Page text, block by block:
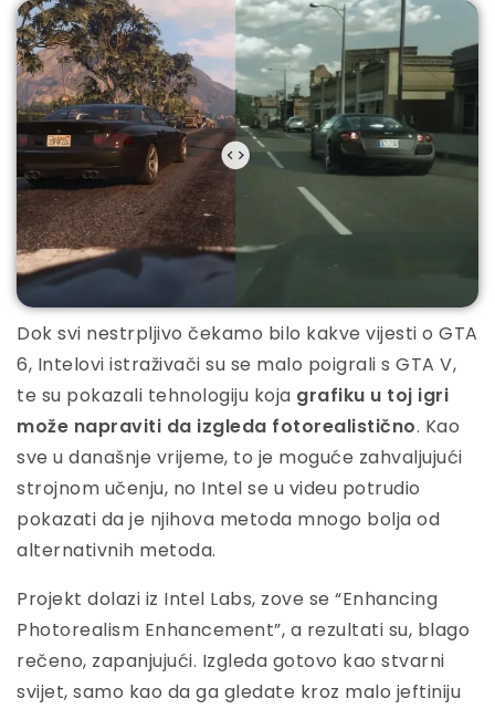
Dok svi nestrpljivo čekamo bilo kakve vijesti o GTA
6, Intelovi istraživači su se malo poigrali s GTA V,
te su pokazali tehnologiju koja grafiku u toj igri
može napraviti da izgleda fotorealistično. Kao
sve u današnje vrijeme, to je moguće zahvaljujući
strojnom učenju, no Intel se u videu potrudio
pokazati da je njihova metoda mnogo bolja od
alternativnih metoda.
Projekt dolazi iz Intel Labs, zove se “Enhancing
Photorealism Enhancement”, a rezultati su, blago
rečeno, zapanjujući. Izgleda gotovo kao stvarni
svijet, samo kao da ga gledate kroz malo jeftiniju